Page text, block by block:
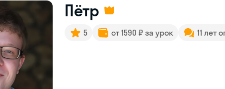
Пётр
5 от 1590 ₽ за урок 11 лет